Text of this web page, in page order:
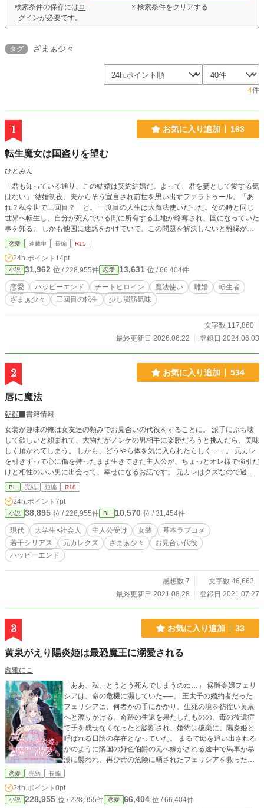
検索条件の保存には ロ
グインが必要です。
× 検索条件をクリアする
タグ ざまぁ少々
4件
1 お気に入り追加 163
転生魔女は国盗りを望む
ひとみん
「君も知っている通り、この結婚は契約結婚だ。よって、君を妻として愛する気
はない」 結婚初夜、夫からそう宣言され前世を思い出すファラトゥール。「あ
れ？私今世で三回目？」と。 一度目の人生は大魔法使いだった。その時と同じ
世界へ転生し、自分が死んでいる間に所有する土地が略奪され、国になっていた
事を知る。 しかも他国に迷惑をかけていて、この問題を解決しないと離縁がで
きない。夫の愛は必要ありません。必要なのは自分の土地！ 自分の大切な土地
を取り戻したい。そんなファラトゥールが失われた魔法をこっそり駆使し、地味
に周りを巻き込みながら大切なものを取り戻すお話。 ご都合主義のゆるゆる設
定ですが、楽しんでいただければ幸いです！ なろう様、カクヨム様にも投稿し
てます。
恋愛 連載中 長編 R15
24h.ポイント 14pt
小説 31,962 位 / 228,955件 恋愛 13,631 位 / 66,404件
恋愛 ハッピーエンド チートヒロイン 魔法使い 離婚
転生者
ざまぁ少々
三回目の転生 少し脳筋気味
文字数 117,860
最終更新日 2026.06.22
登録日 2024.06.03
2 お気に入り追加 534
唇に魔法
朝顔
書籍情報
女装が趣味の俺は女友達の頼みでお見合いの代役をすることに。 派手にぶち壊
して欲しいと頼まれて、大物だがノンケの男相手に楽勝だろうと挑んだら、美味
しく頂かれてしまう。 しかも、どうやら体を気に入られたらしく……。 元カレ
を引きずって心に傷を持ったまま生きてきた主人公が、ちょっとオレ様で強引だ
けど相性のいい男に出会って、幸せになるお話です。 元カレはクズなので過去
は若干シリアス。 ざまぁは少しだけ。 ラブシーンは少なめですが、甘くイチャ
イチャを目指しました。 本編完結済み。 長いので前後編にします。 2021/07/30
SSリクエストいただき追加しました。 2021/08/28 続編リクエストをいただき追
加しました。 重複投稿しています。
BL 完結 短編 R18
24h.ポイント 7pt
小説 38,895 位 / 228,955件 BL 10,570 位 / 31,454件
現代 大学生×社会人 主人公受け 女装
基本ラブコメ
若干シリアス
元カレクズ ざまぁ少々
お見合い代役
ハッピーエンド
感想数 7
文字数 46,663
最終更新日 2021.08.28
登録日 2021.07.27
3 お気に入り追加 33
黄泉がえり陽炎姫は最恐魔王に溺愛される
彪雅にこ
「ああ、私、とうとう死んでしまうのね…」 侯爵令嬢フェリ
シアは、命の危機に瀕していた──。 王太子の婚約者だった
フェリシアは、何者かの手にかかり、生死の境を彷徨い黄泉
へと渡りかける。奇跡の生還を果たしたものの、毒の後遺症
で子を成せなくなったと診断され、婚約は破棄に。陽炎姫と
呼ばれる日陰の存在となっていた。 まるで邸を追い出される
かのように隣国の好色伯爵の元へ嫁がされる途中で馬車が暴
漢に襲われ、再び命の危険に晒されたフェリシアを救ったの
は、悪魔のような山羊の頭蓋骨の面を被った魔王だった。
のか…？ そして、フェリシアを黄泉へと送ろうとした人物と
は？ 至宝と称えられながらも表舞台から陽炎のように消えた
恋愛 完結 長編
24h.ポイント 0pt
小説 228,955 位 / 228,955件 恋愛 66,404 位 / 66,404件